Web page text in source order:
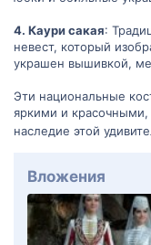
4. Каури сакая:
невест, который
украшен вышивкой,
Эти национальные
яркими и красочными,
наследие этой
Вложения